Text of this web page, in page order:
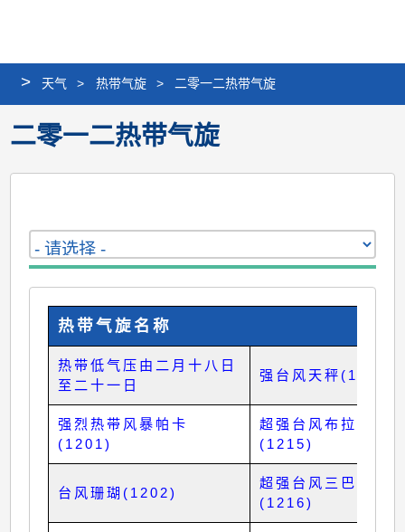
版
网
站
> 天气 > 热带气旋 > 二零一二热带气旋
二零一二热带气旋
热带气旋名称
热带低气压由二月十八日
至二十一日
强台风天秤(1214)
强烈热带风暴帕卡
(1201)
超强台风布拉万
(1215)
台风珊瑚(1202)
超强台风三巴
(1216)